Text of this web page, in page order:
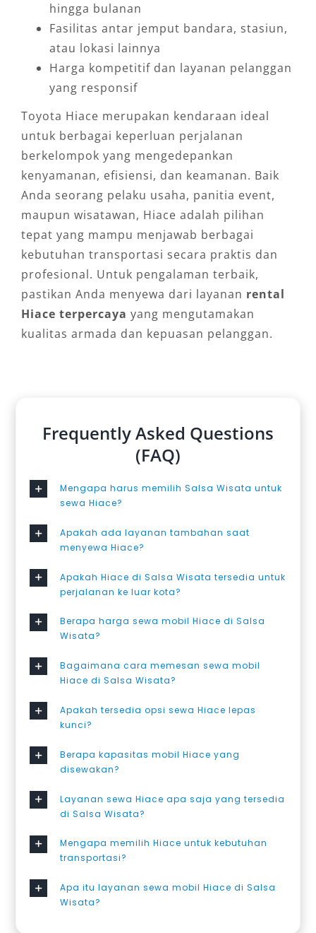
hingga bulanan
Fasilitas antar jemput bandara, stasiun,
atau lokasi lainnya
Harga kompetitif dan layanan pelanggan
yang responsif
Toyota Hiace merupakan kendaraan ideal
untuk berbagai keperluan perjalanan
berkelompok yang mengedepankan
kenyamanan, efisiensi, dan keamanan. Baik
Anda seorang pelaku usaha, panitia event,
maupun wisatawan, Hiace adalah pilihan
tepat yang mampu menjawab berbagai
kebutuhan transportasi secara praktis dan
profesional. Untuk pengalaman terbaik,
pastikan Anda menyewa dari layanan rental
Hiace terpercaya yang mengutamakan
kualitas armada dan kepuasan pelanggan.
Frequently Asked Questions
(FAQ)
Mengapa harus memilih Salsa Wisata untuk
sewa Hiace?
Apakah ada layanan tambahan saat
menyewa Hiace?
Apakah Hiace di Salsa Wisata tersedia untuk
perjalanan ke luar kota?
Berapa harga sewa mobil Hiace di Salsa
Wisata?
Bagaimana cara memesan sewa mobil
Hiace di Salsa Wisata?
Apakah tersedia opsi sewa Hiace lepas
kunci?
Berapa kapasitas mobil Hiace yang
disewakan?
Layanan sewa Hiace apa saja yang tersedia
di Salsa Wisata?
Mengapa memilih Hiace untuk kebutuhan
transportasi?
Apa itu layanan sewa mobil Hiace di Salsa
Wisata?